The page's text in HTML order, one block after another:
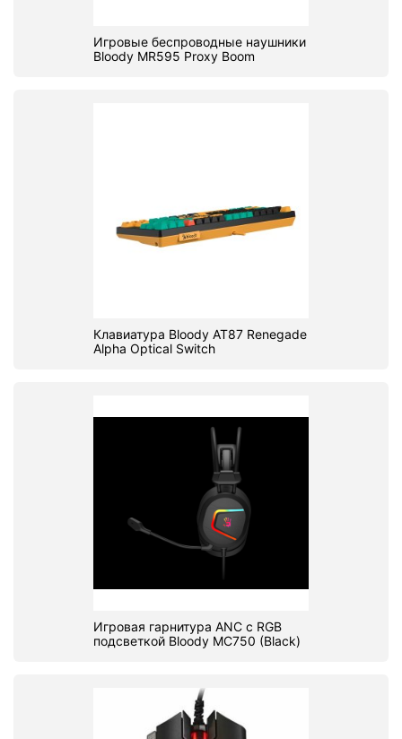
Игровые беспроводные наушники
Bloody MR595 Proxy Boom
Клавиатура Bloody AT87 Renegade
Alpha Optical Switch
Игровая гарнитура ANC c RGB
подсветкой Bloody MC750 (Black)